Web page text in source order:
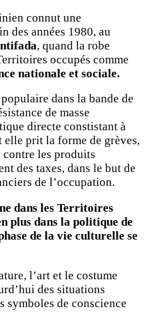
connut une
des années 1980, au
, quand la robe
occupés comme
nationale et sociale.
dans la bande de
de masse
directe constistant à
elle prit la forme de grèves,
contre les produits
des taxes, dans le but de
de l’occupation.
dans les Territoires
plus dans la politique de
de la vie culturelle se
l’art et le costume
des situations
symboles de conscience